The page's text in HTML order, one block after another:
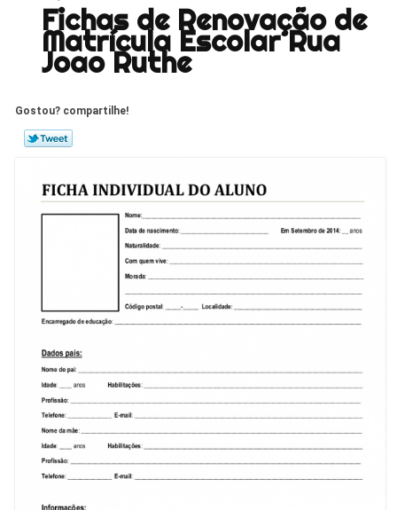
Fichas de Renovação de
Matrícula Escolar Rua
Joao Ruthe
Gostou? compartilhe!